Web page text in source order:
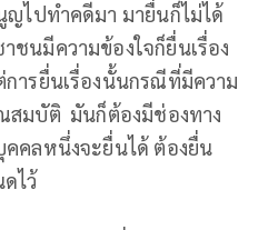
ญไปทำคดีมา มายื่นก็ไม่ได้
ชนมีความข้องใจก็ยื่นเรื่อง
ารยื่นเรื่องนั้นกรณีที่มีความ
สมบัติ มันก็ต้องมีช่องทาง
คลหนึ่งจะยื่นได้ ต้องยื่น
ไว้